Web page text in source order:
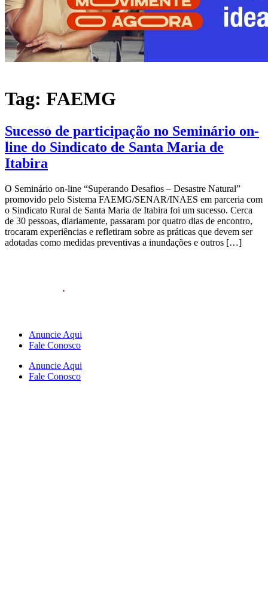
Tag: FAEMG
Sucesso de participação no Seminário on-
line do Sindicato de Santa Maria de
Itabira
O Seminário on-line “Superando Desafios – Desastre Natural”
promovido pelo Sistema FAEMG/SENAR/INAES em parceria com
o Sindicato Rural de Santa Maria de Itabira foi um sucesso. Cerca
de 30 pessoas, diariamente, passaram por quatro dias de encontro,
trocaram experiências e refletiram sobre as práticas que devem ser
adotadas como medidas preventivas a inundações e outros […]
Anuncie Aqui
Fale Conosco
Anuncie Aqui
Fale Conosco